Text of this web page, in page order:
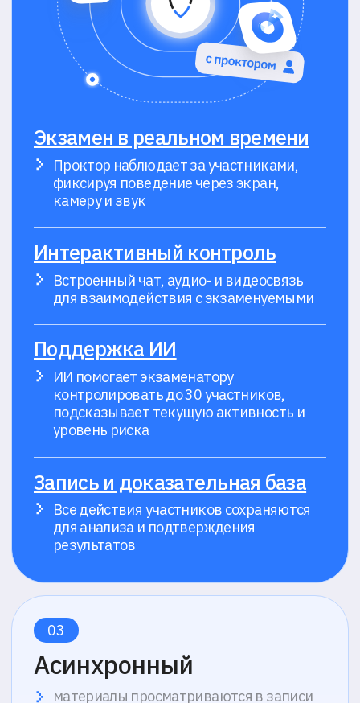
Отправить
Решения
Решения
Интеграции
Кейсы
Партнерская
программа
Инструкции
Пробный тест
Информация
support@proctoredu.ru
Телеграм-бот
partners@proctoredu.ru
+7 (495) 032-93-64
Мы в социальных сетях